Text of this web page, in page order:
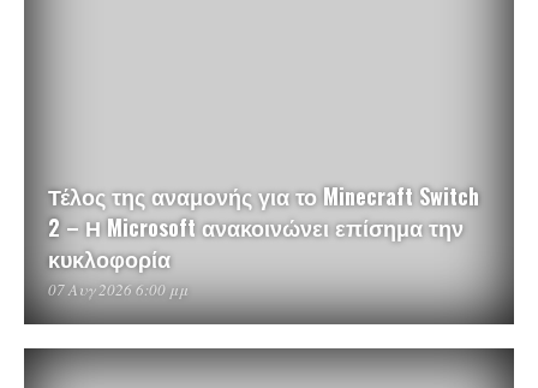
Τέλος της αναμονής για το Minecraft Switch
2 – Η Microsoft ανακοινώνει επίσημα την
κυκλοφορία
07 Αυγ 2026 6:00 μμ